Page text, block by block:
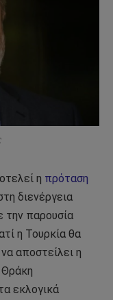
η πρόταση
διενέργεια
παρουσία
η Τουρκία θα
αποστείλει η
εκλογικά